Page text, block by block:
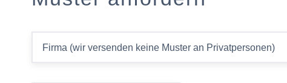
Firma (wir versenden keine Muster an Privatpersonen)